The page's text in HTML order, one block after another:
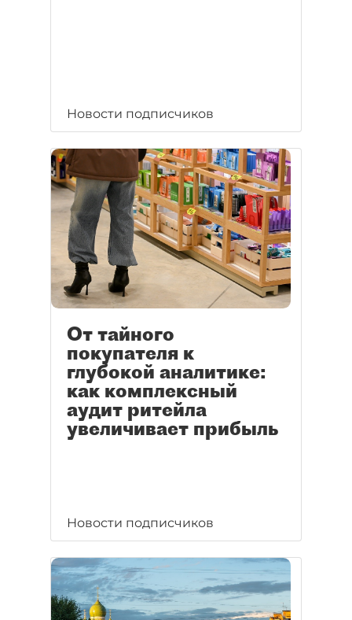
Новости подписчиков
От тайного
покупателя к
глубокой аналитике:
как комплексный
аудит ритейла
увеличивает прибыль
Новости подписчиков